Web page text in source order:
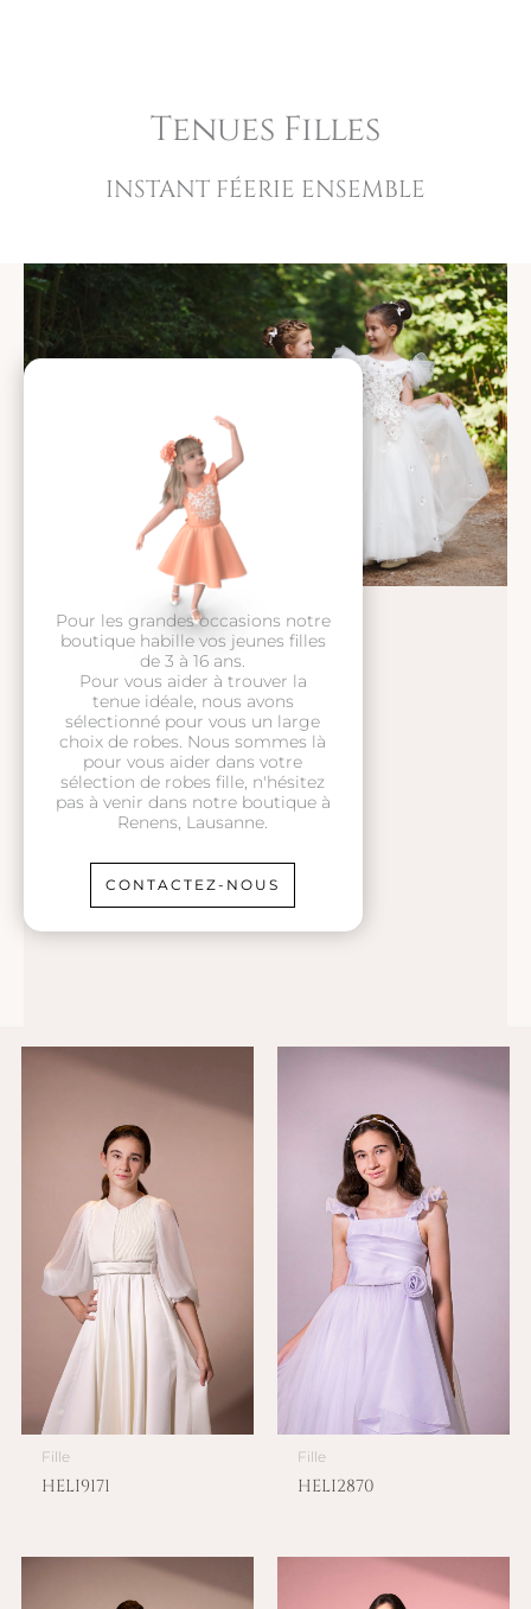
Tenues Filles​
INSTANT FÉERIE ENSEMBLE
Pour les grandes occasions notre
boutique habille vos jeunes filles
de 3 à 16 ans.
Pour vous aider à trouver la
tenue idéale, nous avons
sélectionné pour vous un large
choix de robes. Nous sommes là
pour vous aider dans votre
sélection de robes fille, n'hésitez
pas à venir dans notre boutique à
Renens, Lausanne.
CONTACTEZ-NOUS
Fille
HELI9171
Fille
HELI2870